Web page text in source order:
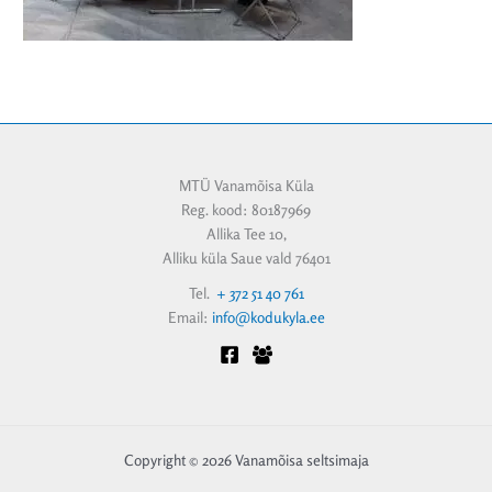
MTÜ Vanamõisa Küla
Reg. kood: 80187969
Allika Tee 10,
Alliku küla Saue vald 76401
Tel. + 372 51 40 761
Email: info@kodukyla.ee
Copyright © 2026 Vanamõisa seltsimaja